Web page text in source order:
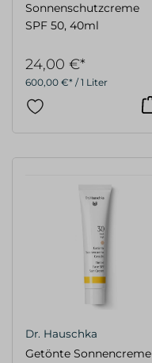
Sonnenschutzcreme
SPF 50, 40ml
600,00 €* / 1 Liter
24,00 €*
Dr. Hauschka
Getönte Sonnencreme